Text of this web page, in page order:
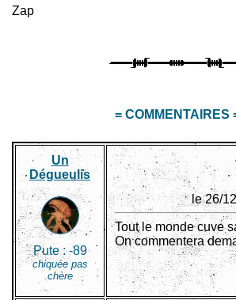
Zap
= COMMENTAIRES
Un
Dégueulis
Pute :-89
chiquée pas
chère
le 26/
Tout le monde cuve
On commentera